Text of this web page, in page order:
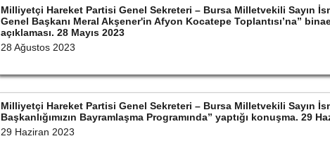
Milliyetçi Hareket Partisi Genel Sekreteri – Bursa Milletvekili Sayın
Genel Başkanı Meral Akşener'in Afyon Kocatepe Toplantısı’na”
açıklaması. 28 Mayıs 2023
28 Ağustos 2023
Milliyetçi Hareket Partisi Genel Sekreteri – Bursa Milletvekili Sayın
Başkanlığımızın Bayramlaşma Programında” yaptığı konuşma. 29
29 Haziran 2023